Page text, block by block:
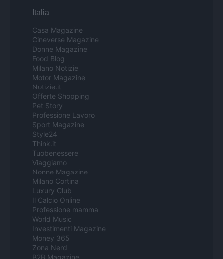
Italia
Casa Magazine
Cineverse Magazine
Donne Magazine
Food Blog
Milano Notizie
Motor Magazine
Notizie.it
Offerte Shopping
Pet Story
Professione Lavoro
Sport Magazine
Style24
Think.it
Tuobenessere
Viaggiamo
Nonne Magazine
Milano Cortina
Luxury Club
Il Calcio Online
Professione mamma
World Music
Investimenti Magazine
Money 365
Zona Nerd
B2B Magazine